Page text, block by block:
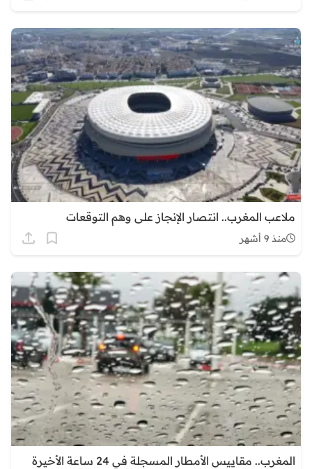
ملاعب المغرب.. انتصار الإنجاز على وهم التوقعات
منذ 9 أشهر
المغرب.. مقاييس الأمطار المسجلة في 24 ساعة الأخيرة